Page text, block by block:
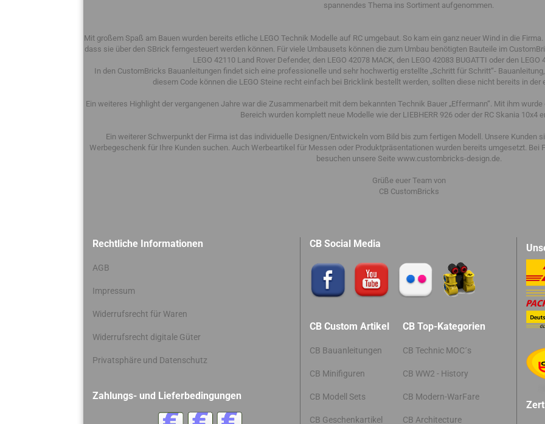
spannendes Thema ins Sortiment aufgenommen.
Mit großem Spaß am Bauen wurden bereits etliche LEGO Technik Modelle auf RC umgebaut. So kam ein ganz neuer Wind in die
dass sie über den SBrick ferngesteuert werden können. Für viele Umbausets können die zum Umbau benötigten Bauteile im
LEGO 42110 Land Rover Defender, den LEGO 42078 MACK, den LEGO 42083 BUGATTI oder den
In den CustomBricks Bauanleitungen findet sich eine professionelle und sehr hochwertig erstellte „Schritt für Schritt“-
diesem Code können die LEGO Steine recht einfach bei Bricklink bestellt werden, sollten diese nicht bereits in der
Ein weiteres Highlight der vergangenen Jahre war die Zusammenarbeit mit dem bekannten Technik Bauer „Effermann“. Mit ihm
Bereich wurden komplett neue Modelle wie der LIEBHERR 926 oder der RC Skania 10x4
Ein weiterer Schwerpunkt der Firma ist das individuelle Designen/Entwickeln vom Bild bis zum fertigen Modell. Unsere Kunden
Werbegeschenk für Ihre Kunden suchen. Auch Werbeartikel für Messen oder Produktpräsentationen wurden bereits umgesetzt. Bei
besuchen unsere Seite www.custombricks-design.de.
Grüße euer Team von
CB CustomBricks
Rechtliche Informationen
AGB
Impressum
Widerrufsrecht für Waren
Widerrufsrecht digitale Güter
Privatsphäre und Datenschutz
Zahlungs- und Lieferbedingungen
CB Social Media
CB Custom Artikel
CB Bauanleitungen
CB Minifiguren
CB Modell Sets
CB Geschenkartikel
CB Top-Kategorien
CB Technic MOC´s
CB WW2 - History
CB Modern-WarFare
CB Architecture